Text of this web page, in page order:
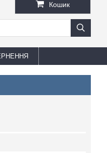
Кошик